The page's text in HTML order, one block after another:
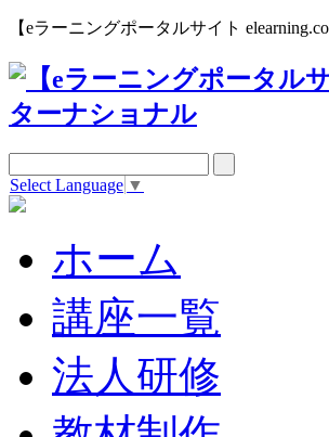
【eラーニングポータルサイト
Select Language ▼
ホーム
講座一覧
法人研修